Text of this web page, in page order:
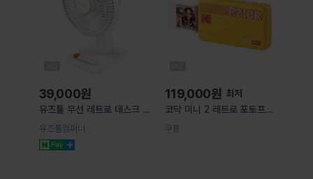
39,000원
유즈툴 무선 레트로 데스크 선
풍기
유즈툴컴퍼니
119,000원 최저
코닥 미니 2 레트로 포토프린
터+카트리지 8매 P210R
쿠팡